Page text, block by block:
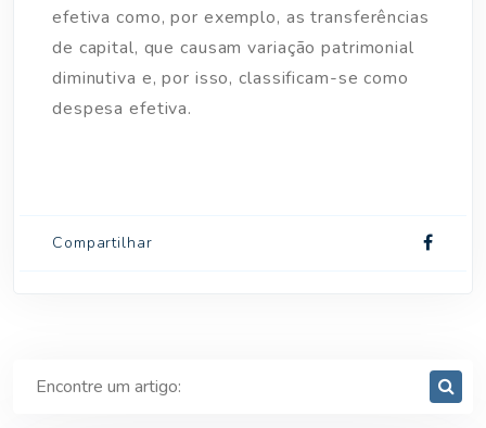
efetiva como, por exemplo, as transferências
de capital, que causam variação patrimonial
diminutiva e, por isso, classificam-se como
despesa efetiva.
Compartilhar